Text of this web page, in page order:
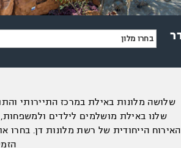
בחרו מלון
שלושה מלונות באילת במרכז התיירותי
שלנו באילת מושלמים לילדים
האירוח הייחודית של רשת מלונות דן. בחרו